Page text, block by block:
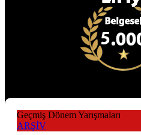
Geçmiş Dönem Yarışmaları
ARŞİV